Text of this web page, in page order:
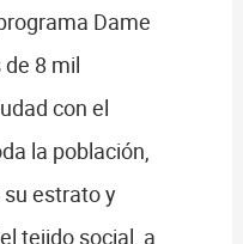
Dame
8 mil
con el
la población,
estrato y
tejido social, a